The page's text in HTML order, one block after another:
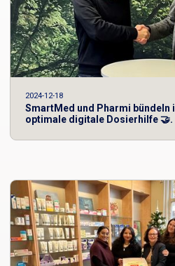
2024-12-18
SmartMed und Pharmi bündeln
optimale digitale Dosierhilfe 🤝.